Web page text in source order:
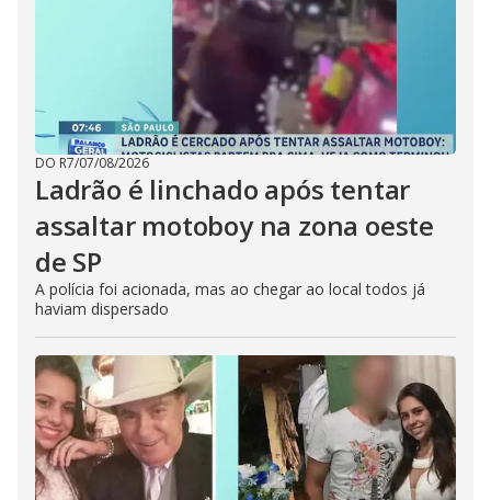
DO R7/07/08/2026
Ladrão é linchado após tentar
assaltar motoboy na zona oeste
de SP
A polícia foi acionada, mas ao chegar ao local todos já
haviam dispersado